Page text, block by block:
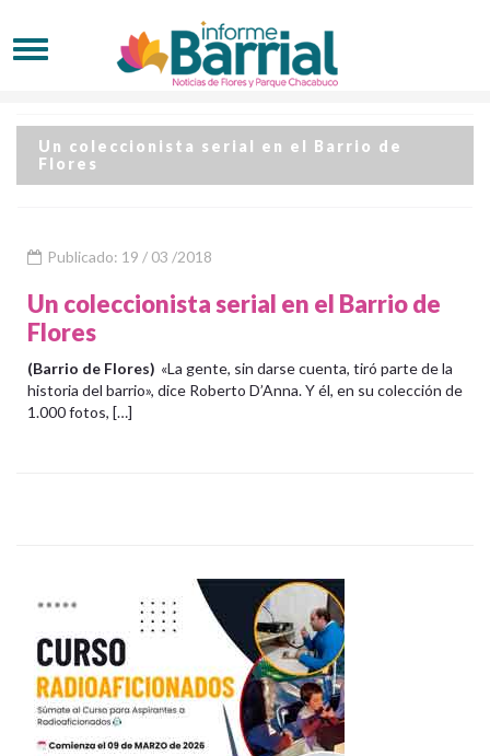
Un coleccionista serial en el Barrio de
Flores
Publicado: 19 / 03 /2018
Un coleccionista serial en el Barrio de
Flores
(Barrio de Flores) «La gente, sin darse cuenta, tiró parte de la
historia del barrio», dice Roberto D’Anna. Y él, en su colección de
1.000 fotos, […]